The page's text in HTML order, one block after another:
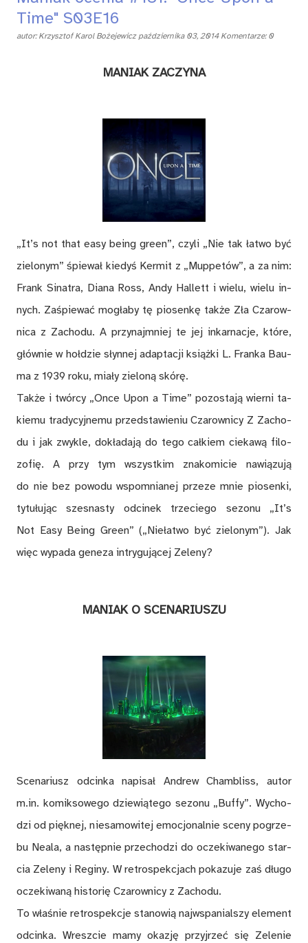
Time" S03E16
autor:Krzysztof Karol Bożejewicz października 03, 2014 Komentarze: 0
MA­NIAK ZA­CZY­NA
„It’s not that easy be­ing green”, czy­li „Nie tak ła­two być
zie­lo­nym” śpie­wał kie­dyś Ker­mit z „Mup­pe­tów”, a za nim:
Frank Si­na­tra, Dia­na Ross, Andy Hal­lett i wie­lu, wie­lu in­
nych. Za­śpie­wać mo­gła­by tę pio­sen­kę tak­że Zła Cza­row­
ni­ca z Za­cho­du. A przy­naj­mniej te jej in­kar­na­cje, któ­re,
głów­nie w hoł­dzie słyn­nej ad­ap­ta­cji książ­ki L. Fran­ka Bau­
ma z 1939 roku, mia­ły zie­lo­ną skó­rę.
Tak­że i twór­cy „Once Upon a Time” po­zo­sta­ją wier­ni ta­
kie­mu tra­dy­cyj­ne­mu przed­sta­wie­niu Cza­row­ni­cy Z Za­cho­
du i jak zwy­kle, do­kła­da­ją do tego cał­kiem cie­ka­wą fi­lo­
zo­fię. A przy tym wszyst­kim zna­ko­mi­cie na­wią­zu­ją
do nie bez po­wo­du wspo­mnia­nej prze­ze mnie pio­sen­ki,
ty­tu­łu­jąc szes­na­sty od­ci­nek trze­cie­go se­zo­nu „It’s
Not Easy Be­ing Green” („Nie­ła­two być zie­lo­nym”). Jak
więc wy­pa­da ge­ne­za in­try­gu­ją­cej Ze­le­ny?
MA­NIAK O SCE­NA­RIU­SZU
Sce­na­riusz od­cin­ka na­pi­sał An­drew Cham­bliss, au­tor
m.in. ko­mik­so­we­go dzie­wią­te­go se­zo­nu „Bu­ffy”. Wy­cho­
dzi od pięk­nej, nie­sa­mo­wi­tej emo­cjo­nal­nie sce­ny po­grze­
bu Ne­ala, a na­stęp­nie prze­cho­dzi do ocze­ki­wa­ne­go star­
cia Ze­le­ny i Re­gi­ny. W re­tro­spek­cjach po­ka­zu­je zaś dłu­go
ocze­ki­wa­ną hi­sto­rię Cza­row­ni­cy z Za­cho­du.
To wła­śnie re­tro­spek­cje sta­no­wią naj­wspa­nial­szy ele­ment
od­cin­ka. Wresz­cie mamy oka­zję przyj­rzeć się Ze­le­nie